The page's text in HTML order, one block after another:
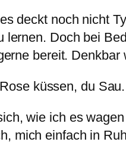
deckt noch nicht
Doch bei
bereit. Denkbar
küssen, du Sau.
wie ich es
mich einfach in